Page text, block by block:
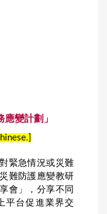
變計劃」
緊急情況或災難
難防護應變教研
會」，分享不同
平台促進業界交